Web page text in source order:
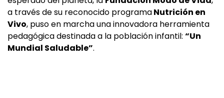
a través de su reconocido programaNutrición en
Vivo, puso en marcha una innovadora herramienta
pedagógica destinada a la población infantil: “Un
Mundial Saludable”.